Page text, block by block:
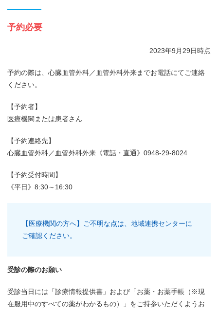
予約必要
2023年9月29日時点
予約の際は、心臓血管外科／血管外科外来までお電話にてご連絡
ください。
【予約者】
医療機関または患者さん
【予約連絡先】
心臓血管外科／血管外科外来《電話・直通》0948-29-8024
【予約受付時間】
《平日》8:30～16:30
【医療機関の方へ】ご不明な点は、地域連携センターに
ご確認ください。
受診の際のお願い
受診当日には「診療情報提供書」および「お薬・お薬手帳（※現
在服用中のすべての薬がわかるもの）」をご持参いただくようお